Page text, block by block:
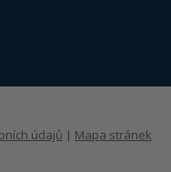
údajů | Mapa stránek